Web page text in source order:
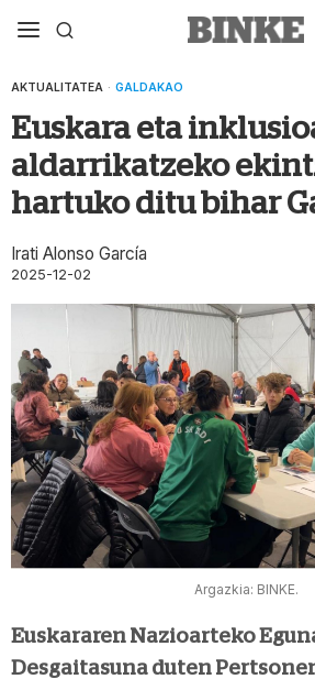
AKTUALITATEA · GALDAKAO
Euskara eta
aldarrikatzeko
hartuko ditu bihar
Irati Alonso García
2025-12-02
Argazkia: BINKE.
Euskararen Nazioarteko
Desgaitasuna duten